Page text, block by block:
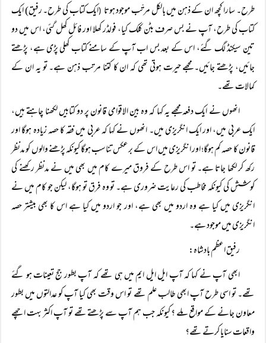
طرح۔ سارا کچھ ان کے ذہن میں بالکل مرتّب موجود ہوتا (ایک کتاب کی طرح۔ رفیق) ایک
کتاب کی طرح، آپ نے بس صرف بٹن کلک کیا، فولڈر کھلا اور فائل کھل گئی، اس میں دو
تین سیکنڈ لگ گئے، اس کے بعد بس اب آپ کے سامنے کتاب کھلی پڑی ہے، پڑھتے
جائیں، پڑھتے جائیں۔ مجھے حیرت ہوتی تھی کہ ان کا کتنا مرتب ذہن ہے۔ تو یہ ان کے
کمالات تھے۔
انھوں نے ایک دفعہ مجھے یہ کہا کہ وہ بین الاقوامی قانون پر دو کتابیں لکھنا چاہتے ہیں،
ایک عربی میں، اور ایک انگریزی میں۔ انھوں نے کہا کہ عربی میں فقہ کا حصہ زیادہ ہوگا اور
قانون کا حصہ کم ہوگا؛ اور انگریزی میں اس کے برعکس تناسب ہوگا کیونکہ پڑھنے والوں کو مدنظر
رکھ کر لکھا جاتا ہے۔ تو اس طرح کے فروق میرے کام میں بھی میں نے مدنظر رکھنے کی
کوشش کی کیونکہ مخاطب کی رعایت ضروری ہے۔ تو وہ فرق تو ہوگا، لیکن جو کام میں نے
انگریزی میں کیا ہے وہ اردو میں بھی ہے، اور جو اردو میں کیا ہے اس کا بھی بیشتر حصہ
انگریزی میں موجود ہے۔
رفیق اعظم بادشاہ:
ابھی آپ نے کہا کہ آپ ایل ایل ایم میں ہی تھے کہ آپ بطور جج تعینات ہو گئے
تھے۔ تو اسی طرح آپ ابھی طالب علم تھے تو اس وقت بھی کیا آپ کو عدالتوں میں بطور
معاون جانے کے مواقع ملے ؟ کیونکہ جب ہم آپ سے پڑھتے تھے تو آپ اکثر بہت اچھے
واقعات سنایا کرتے تھے؟